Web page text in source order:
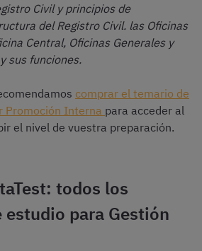
Civil y principios de
del Registro Civil. las Oficinas
Central, Oficinas Generales y
sus funciones.
comprar el temario de
Promoción Interna para acceder al
el nivel de vuestra preparación.
todos los
estudio para Gestión